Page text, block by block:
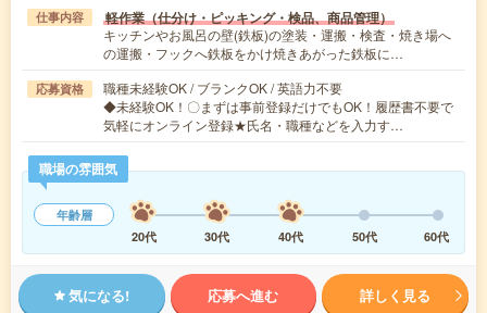
仕事内容 軽作業（仕分け・ピッキング・検品、商品管理）
キッチンやお風呂の壁(鉄板)の塗装・運搬・検査・焼き場へ
の運搬・フックへ鉄板をかけ焼きあがった鉄板に…
応募資格
職種未経験OK / ブランクOK / 英語力不要
◆未経験OK！〇まずは事前登録だけでもOK！履歴書不要で
気軽にオンライン登録★氏名・職種などを入力す…
職場の雰囲気
年齢層
20代
30代 40代 50代 60代
気になる! 応募へ進む 詳しく見る